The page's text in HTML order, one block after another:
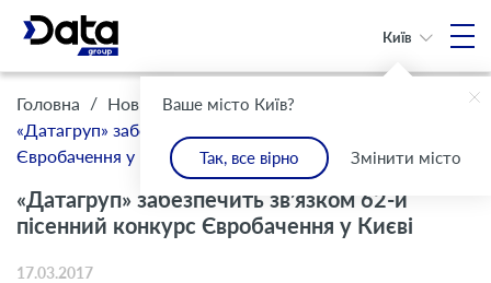
Ваше місто Київ?
Так, все вірно Змінити місто
Київ
Головна / Новини /
«Датагруп» забезпечить зв’язком 62-й пісенний конкурс
Євробачення у Києві
«Датагруп» забезпечить зв’язком 62-й
пісенний конкурс Євробачення у Києві
17.03.2017